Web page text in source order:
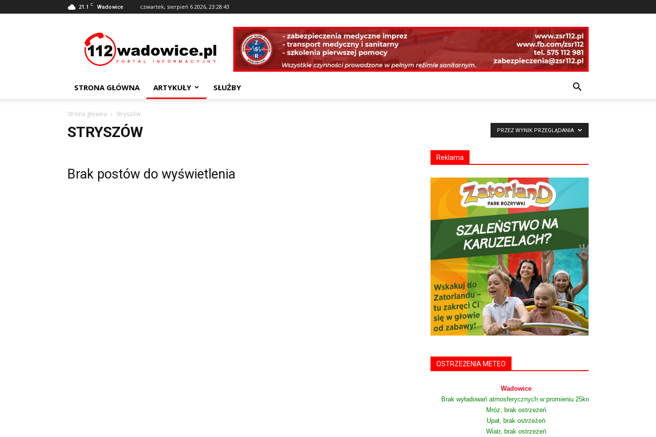
21.1 C Wadowice czwartek, sierpień 6 2026, 23:28:43
STRONA GŁÓWNA ARTYKUŁY SŁUŻBY
Strona główna Stryszów
STRYSZÓW PRZEZ WYNIK PRZEGLĄDANIA
Brak postów do wyświetlenia
Reklama
OSTRZEŻENIA METEO
Wadowice
Brak wyładowań atmosferycznych w promieniu 25km
Mróz, brak ostrzeżeń
Upał, brak ostrzeżeń
Wiatr, brak ostrzeżeń